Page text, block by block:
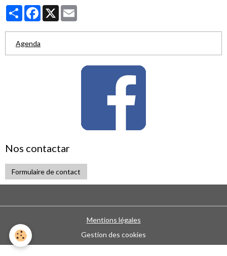
PartagerFacebook
X
Agenda
Nos contactar
Formulaire de contact
Mentions légales
Gestion des cookies